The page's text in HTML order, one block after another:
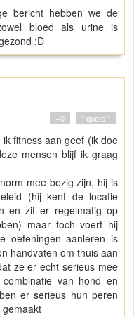
bericht hebben we de
bloed als urine is
:D
" quote "
+0
fitness aan geef (ik doe
mensen blijf ik graag
mee bezig zijn, hij is
(hij kent de locatie
en zit er regelmatig op
maar toch voert hij
oefeningen aanleren is
handvaten om thuis aan
ze er echt serieus mee
van hond en
er serieus hun peren